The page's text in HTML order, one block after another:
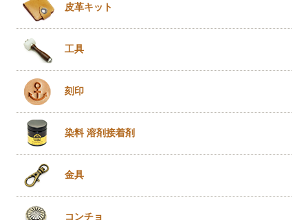
皮革キット
工具
刻印
染料 溶剤接着剤
金具
コンチョ